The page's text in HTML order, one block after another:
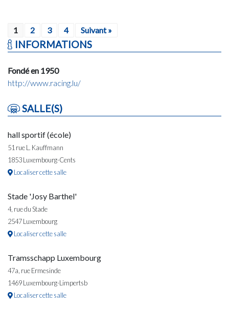
1 2 3 4 Suivant »
INFORMATIONS
Fondé en 1950
http://www.racing.lu/
SALLE(S)
hall sportif (école)
51 rue L. Kauffmann
1853 Luxembourg-Cents
Localiser cette salle
Stade 'Josy Barthel'
4, rue du Stade
2547 Luxembourg
Localiser cette salle
Tramsschapp Luxembourg
47a, rue Ermesinde
1469 Luxembourg-Limpertsb
Localiser cette salle